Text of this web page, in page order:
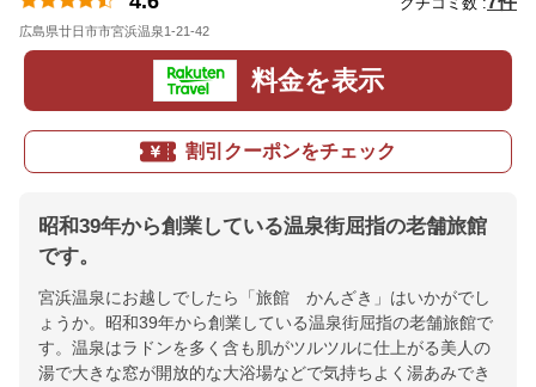
広島県廿日市市宮浜温泉1-21-42
料金を表示
割引クーポンをチェック
昭和39年から創業している温泉街屈指の老舗旅館
です。
宮浜温泉にお越しでしたら「旅館 かんざき」はいかがでし
ょうか。昭和39年から創業している温泉街屈指の老舗旅館で
す。温泉はラドンを多く含も肌がツルツルに仕上がる美人の
湯で大きな窓が開放的な大浴場などで気持ちよく湯あみでき